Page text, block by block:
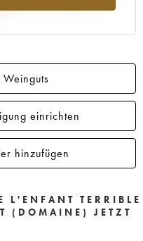
Weinguts
einrichten
hinzufügen
L'ENFANT TERRIBLE
(DOMAINE) JETZT